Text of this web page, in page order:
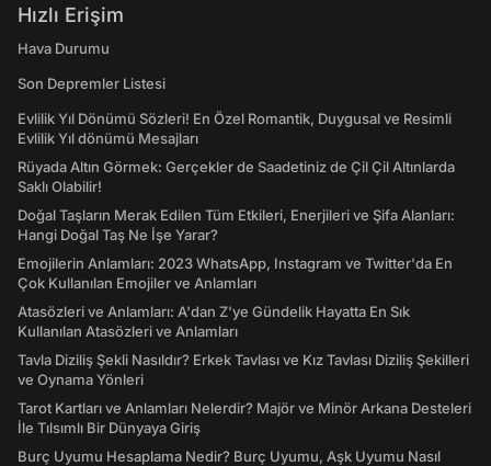
Hızlı Erişim
Hava Durumu
Son Depremler Listesi
Evlilik Yıl Dönümü Sözleri! En Özel Romantik, Duygusal ve Resimli
Evlilik Yıl dönümü Mesajları
Rüyada Altın Görmek: Gerçekler de Saadetiniz de Çil Çil Altınlarda
Saklı Olabilir!
Doğal Taşların Merak Edilen Tüm Etkileri, Enerjileri ve Şifa Alanları:
Hangi Doğal Taş Ne İşe Yarar?
Emojilerin Anlamları: 2023 WhatsApp, Instagram ve Twitter'da En
Çok Kullanılan Emojiler ve Anlamları
Atasözleri ve Anlamları: A'dan Z'ye Gündelik Hayatta En Sık
Kullanılan Atasözleri ve Anlamları
Tavla Diziliş Şekli Nasıldır? Erkek Tavlası ve Kız Tavlası Diziliş Şekilleri
ve Oynama Yönleri
Tarot Kartları ve Anlamları Nelerdir? Majör ve Minör Arkana Desteleri
İle Tılsımlı Bir Dünyaya Giriş
Burç Uyumu Hesaplama Nedir? Burç Uyumu, Aşk Uyumu Nasıl